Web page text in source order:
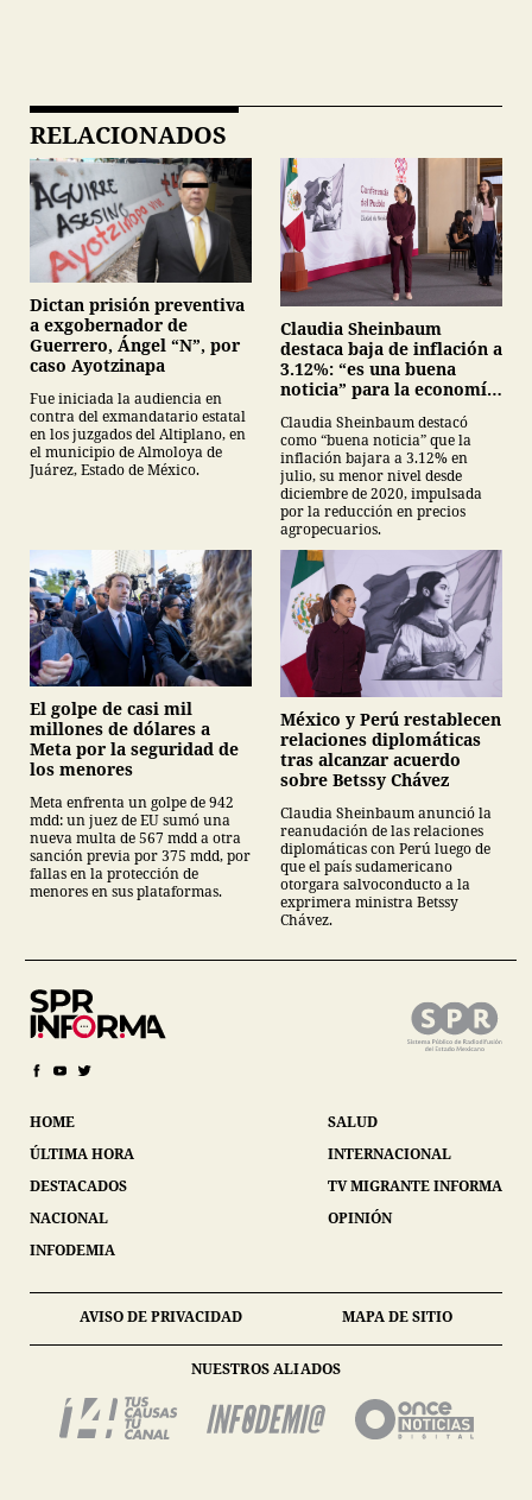
RELACIONADOS
Dictan prisión preventiva
a exgobernador de
Guerrero, Ángel “N”, por
caso Ayotzinapa
Fue iniciada la audiencia en
contra del exmandatario estatal
en los juzgados del Altiplano, en
el municipio de Almoloya de
Juárez, Estado de México.
Claudia Sheinbaum
destaca baja de inflación a
3.12%: “es una buena
noticia” para la economía
Claudia Sheinbaum destacó
como “buena noticia” que la
inflación bajara a 3.12% en
julio, su menor nivel desde
diciembre de 2020, impulsada
por la reducción en precios
agropecuarios.
El golpe de casi mil
millones de dólares a
Meta por la seguridad de
los menores
Meta enfrenta un golpe de 942
mdd: un juez de EU sumó una
nueva multa de 567 mdd a otra
sanción previa por 375 mdd, por
fallas en la protección de
menores en sus plataformas.
México y Perú restablecen
relaciones diplomáticas
tras alcanzar acuerdo
sobre Betssy Chávez
Claudia Sheinbaum anunció la
reanudación de las relaciones
diplomáticas con Perú luego de
que el país sudamericano
otorgara salvoconducto a la
exprimera ministra Betssy
Chávez.
HOME
ÚLTIMA HORA
DESTACADOS
NACIONAL
INFODEMIA
SALUD
INTERNACIONAL
TV MIGRANTE INFORMA
OPINIÓN
AVISO DE PRIVACIDAD MAPA DE SITIO
NUESTROS ALIADOS